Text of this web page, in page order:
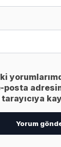
posta